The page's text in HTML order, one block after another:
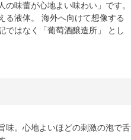
味蕾が心地よい味わい」です。
る液体。 海外へ向けて想像する
ではなく「葡萄酒醸造所」 とし
味。心地よいほどの刺激の泡で舌